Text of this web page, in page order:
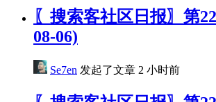
〖搜索客社区日报〗第
08-06)
Se7en 发起了文章 2 小时前